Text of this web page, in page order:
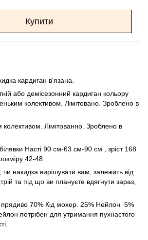
Купити
кардиган в'язана.
або демісезонний кардиган кольору
колективом. Лімітовано. Зроблено в
Лімітованно. Зроблено в
Насті 90 см-63 см-90 см , зріст 168
42-48
чи накидка вирішувати вам, залежить від
та під що ви плануєте вдягнути зараз,
прядиво 70% Кід мохер. 25% Нейлон 5%
потрібен для утримання пухнастого